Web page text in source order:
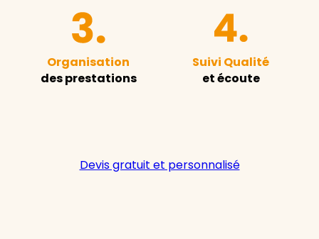
Organisation
des prestations
Suivi Qualité
et écoute
Devis gratuit et personnalisé